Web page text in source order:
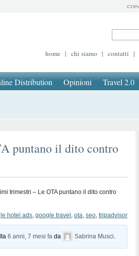
home | chi siamo | contatti |
Distribution Opinioni Travel 2.0
puntano il dito contro
trimestri – Le OTA puntano il dito contro
hotel ads, google travel , ota, seo, tripadvisor
6 anni, 7 mesi fa da Sabrina Musci